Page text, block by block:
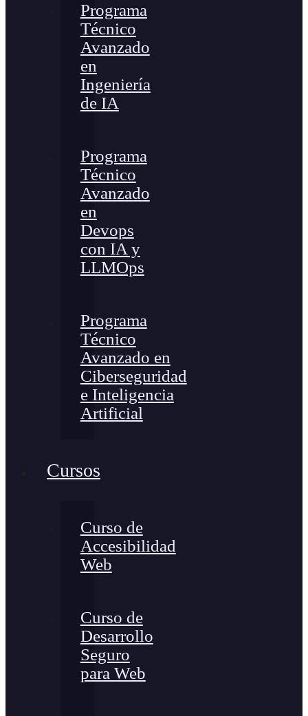
Programa
Técnico
Avanzado
en
Ingeniería
de IA
Programa
Técnico
Avanzado
en
Devops
con IA y
LLMOps
Programa
Técnico
Avanzado en
Ciberseguridad
e Inteligencia
Artificial
Cursos
Curso de
Accesibilidad
Web
Curso de
Desarrollo
Seguro
para Web